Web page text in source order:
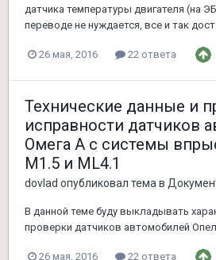
датчика температуры двигателя (на
переводе не нуждается, все и так
26 мая, 2016 22 ответа
Технические данные и
исправности датчиков
Омега А с системы
M1.5 и ML4.1
dovlad опубликовал тема в
В данной теме буду выкладывать
проверки датчиков автомобилей
26 мая, 2016 22 ответа